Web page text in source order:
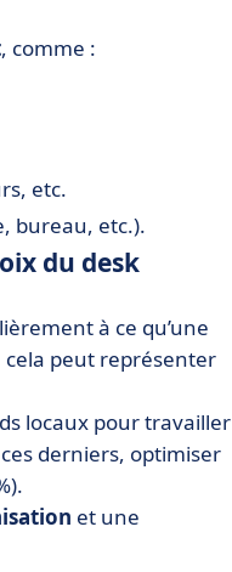
, comme :
etc.
bureau, etc.).
du desk
à ce qu’une
peut représenter
locaux pour travailler
derniers, optimiser
et une